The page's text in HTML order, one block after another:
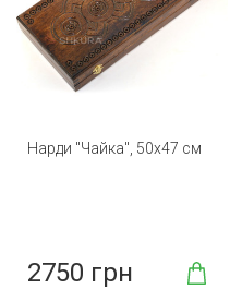
Нарди "Чайка", 50х47 см
2750 грн